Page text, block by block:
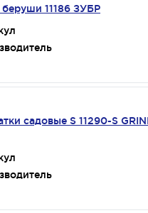
11186 ЗУБР
садовые S 11290-S